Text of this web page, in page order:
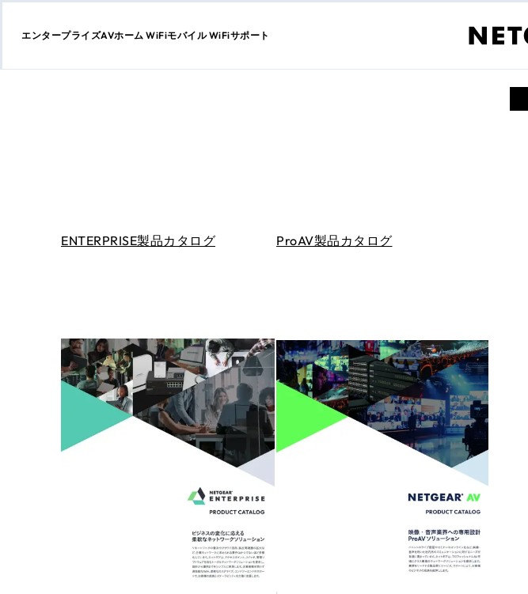
コ
エンタープライズAVホーム WiFiモバイル WiFiサポート
ENTERPRISE製品カタログ ProAV製品カタログ